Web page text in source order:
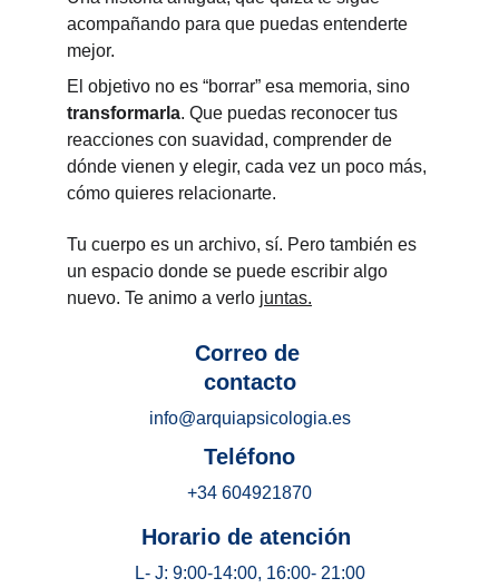
acompañando para que puedas entenderte
mejor.
El objetivo no es “borrar” esa memoria, sino
transformarla. Que puedas reconocer tus
reacciones con suavidad, comprender de
dónde vienen y elegir, cada vez un poco más,
cómo quieres relacionarte.
Tu cuerpo es un archivo, sí. Pero también es
un espacio donde se puede escribir algo
nuevo. Te animo a verlo juntas.
Correo de
contacto
info@arquiapsicologia.es
Teléfono
+34 604921870
Horario de atención
L- J: 9:00-14:00, 16:00- 21:00